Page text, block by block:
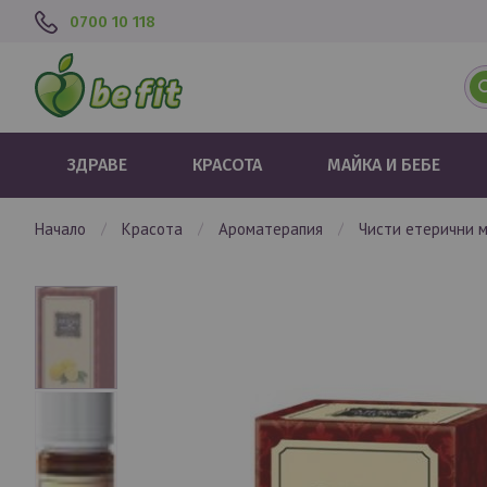
0700 10 118
ЗДРАВЕ КРАСОТА МАЙКА И БЕБЕ
начало красота ароматерапия чисти етерични
Преминете
към
края
галерията